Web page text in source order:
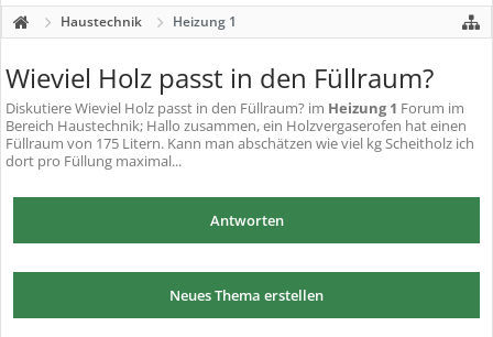
Haustechnik Heizung 1
Wieviel Holz passt in den Füllraum?
DiskutiereWieviel Holz passt in den Füllraum? im Heizung 1 Forum im
Bereich Haustechnik; Hallo zusammen, ein Holzvergaserofen hat einen
Füllraum von 175 Litern. Kann man abschätzen wie viel kg Scheitholz ich
dort pro Füllung maximal...
Antworten
Neues Thema erstellen